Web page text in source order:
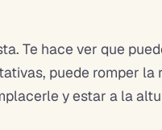
Te hace ver que
puede romper
y estar a la